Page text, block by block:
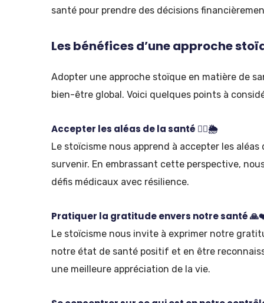
santé pour prendre des décisions
Les bénéfices d’une approche
Adopter une approche stoïque en matière de
bien-être global. Voici quelques points à
Accepter les aléas de la santé 🤷‍♀️🌦️
Le stoïcisme nous apprend à accepter les
survenir. En embrassant cette perspective,
défis médicaux avec résilience.
Pratiquer la gratitude envers notre santé
Le stoïcisme nous invite à exprimer notre
notre état de santé positif et en être
une meilleure appréciation de la vie.